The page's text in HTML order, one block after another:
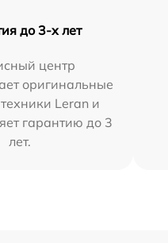
до 3-х лет
центр
оригинальные
Leran и
гарантию до 3
лет.